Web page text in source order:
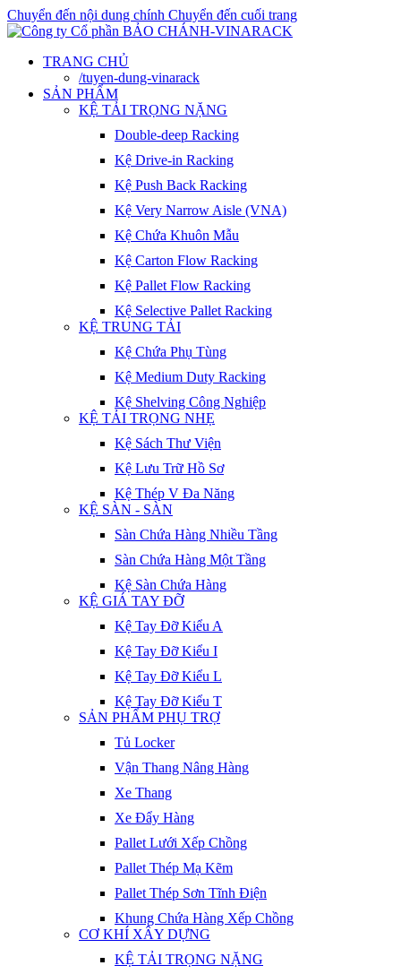
Chuyển đến nội dung chính Chuyển đến cuối trang
TRANG CHỦ
/tuyen-dung-vinarack
SẢN PHẨM
KỆ TẢI TRỌNG NẶNG
Double-deep Racking
Kệ Drive-in Racking
Kệ Push Back Racking
Kệ Very Narrow Aisle (VNA)
Kệ Chứa Khuôn Mẫu
Kệ Carton Flow Racking
Kệ Pallet Flow Racking
Kệ Selective Pallet Racking
KỆ TRUNG TẢI
Kệ Chứa Phụ Tùng
Kệ Medium Duty Racking
Kệ Shelving Công Nghiệp
KỆ TẢI TRỌNG NHẸ
Kệ Sách Thư Viện
Kệ Lưu Trữ Hồ Sơ
Kệ Thép V Đa Năng
KỆ SÀN - SÀN
Sàn Chứa Hàng Nhiều Tầng
Sàn Chứa Hàng Một Tầng
Kệ Sàn Chứa Hàng
KỆ GIÁ TAY ĐỠ
Kệ Tay Đỡ Kiểu A
Kệ Tay Đỡ Kiểu I
Kệ Tay Đỡ Kiểu L
Kệ Tay Đỡ Kiểu T
SẢN PHẨM PHỤ TRỢ
Tủ Locker
Vận Thang Nâng Hàng
Xe Thang
Xe Đẩy Hàng
Pallet Lưới Xếp Chồng
Pallet Thép Mạ Kẽm
Pallet Thép Sơn Tĩnh Điện
Khung Chứa Hàng Xếp Chồng
CƠ KHÍ XÂY DỰNG
KỆ TẢI TRỌNG NẶNG